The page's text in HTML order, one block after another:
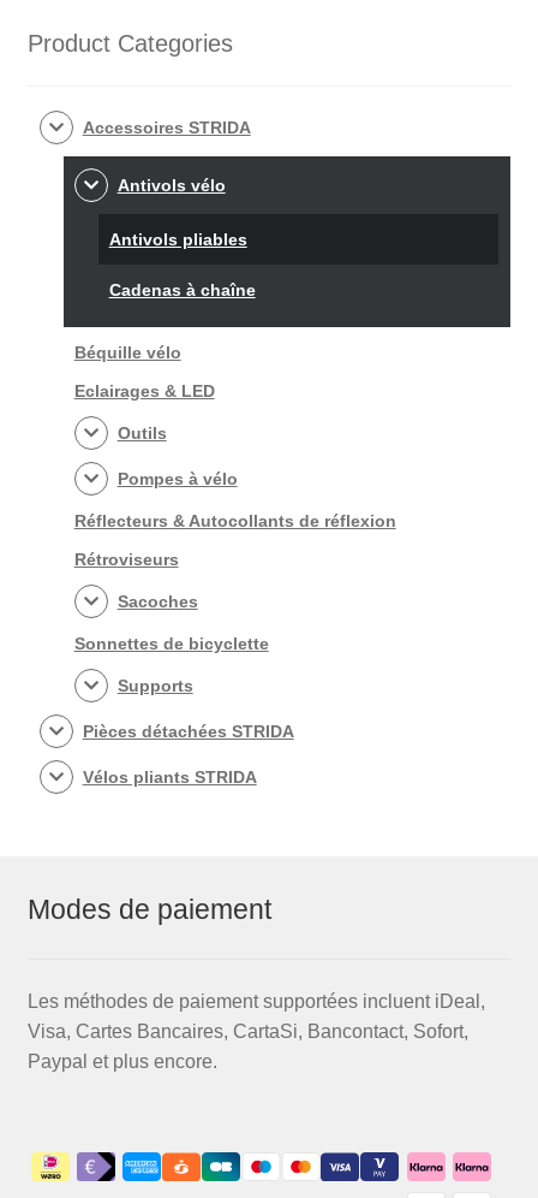
Product Categories
Accessoires STRIDA
Antivols vélo
Antivols pliables
Cadenas à chaîne
Béquille vélo
Eclairages & LED
Outils
Pompes à vélo
Réflecteurs & Autocollants de réflexion
Rétroviseurs
Sacoches
Sonnettes de bicyclette
Supports
Pièces détachées STRIDA
Vélos pliants STRIDA
Modes de paiement
Les méthodes de paiement supportées incluent iDeal,
Visa, Cartes Bancaires, CartaSi, Bancontact, Sofort,
Paypal et plus encore.